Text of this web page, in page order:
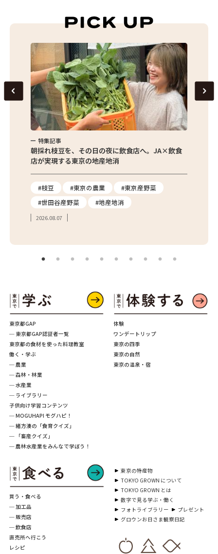
特集記事
朝採れ枝豆を、その日の夜に飲食店へ。JA×飲食
店が実現する東京の地産地消
#枝豆 #東京の農業
#東京産野菜
#世田谷産野菜
#地産地消
2026.08.07
東京都GAP
─ 東京都GAP認証者一覧
東京都の食材を使った料理教室
働く・学ぶ
─ 農業
─ 森林・林業
─ 水産業
─ ライブラリー
子供向け学習コンテンツ
─ MOGUHAPI モグハピ！
─ 緒方湊の「食育クイズ」
─ 「畜産クイズ」
─ 農林水産業をみんなで学ぼう！
買う・食べる
─ 加工品
─ 販売店
─ 飲食店
直売所へ行こう
レシピ
体験
ワンデートリップ
東京の四季
東京の自然
東京の温泉・宿
東京の特産物
TOKYO GROWN について
TOKYO GROWN とは
数字で見る学ぶ・働く
フォトライブラリー
プレゼント
グロウンお日さま観察日記